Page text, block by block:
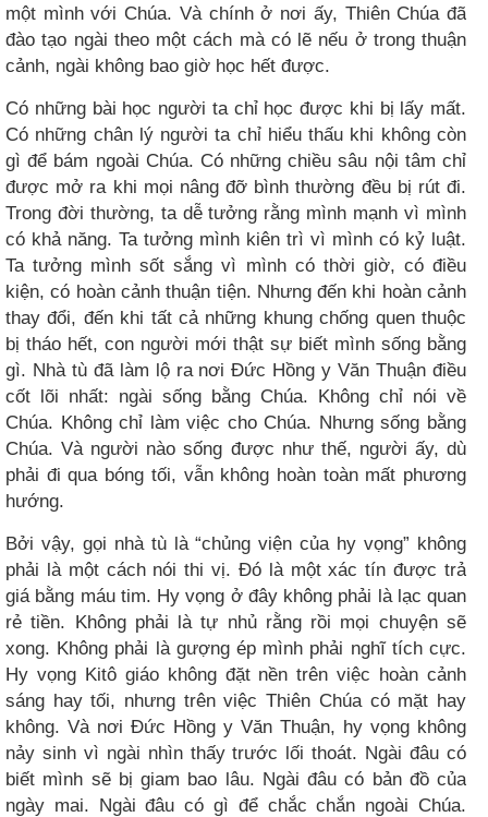
một mình với Chúa. Và chính ở nơi ấy, Thiên Chúa đã
đào tạo ngài theo một cách mà có lẽ nếu ở trong thuận
cảnh, ngài không bao giờ học hết được.
Có những bài học người ta chỉ học được khi bị lấy mất.
Có những chân lý người ta chỉ hiểu thấu khi không còn
gì để bám ngoài Chúa. Có những chiều sâu nội tâm chỉ
được mở ra khi mọi nâng đỡ bình thường đều bị rút đi.
Trong đời thường, ta dễ tưởng rằng mình mạnh vì mình
có khả năng. Ta tưởng mình kiên trì vì mình có kỷ luật.
Ta tưởng mình sốt sắng vì mình có thời giờ, có điều
kiện, có hoàn cảnh thuận tiện. Nhưng đến khi hoàn cảnh
thay đổi, đến khi tất cả những khung chống quen thuộc
bị tháo hết, con người mới thật sự biết mình sống bằng
gì. Nhà tù đã làm lộ ra nơi Đức Hồng y Văn Thuận điều
cốt lõi nhất: ngài sống bằng Chúa. Không chỉ nói về
Chúa. Không chỉ làm việc cho Chúa. Nhưng sống bằng
Chúa. Và người nào sống được như thế, người ấy, dù
phải đi qua bóng tối, vẫn không hoàn toàn mất phương
hướng.
Bởi vậy, gọi nhà tù là “chủng viện của hy vọng” không
phải là một cách nói thi vị. Đó là một xác tín được trả
giá bằng máu tim. Hy vọng ở đây không phải là lạc quan
rẻ tiền. Không phải là tự nhủ rằng rồi mọi chuyện sẽ
xong. Không phải là gượng ép mình phải nghĩ tích cực.
Hy vọng Kitô giáo không đặt nền trên việc hoàn cảnh
sáng hay tối, nhưng trên việc Thiên Chúa có mặt hay
không. Và nơi Đức Hồng y Văn Thuận, hy vọng không
nảy sinh vì ngài nhìn thấy trước lối thoát. Ngài đâu có
biết mình sẽ bị giam bao lâu. Ngài đâu có bản đồ của
ngày mai. Ngài đâu có gì để chắc chắn ngoài Chúa.